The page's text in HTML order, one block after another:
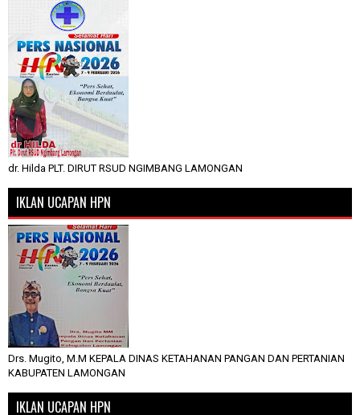
dr. Hilda PLT. DIRUT RSUD NGIMBANG LAMONGAN
IKLAN UCAPAN HPN
Drs. Mugito, M.M KEPALA DINAS KETAHANAN PANGAN DAN PERTANIAN
KABUPATEN LAMONGAN
IKLAN UCAPAN HPN